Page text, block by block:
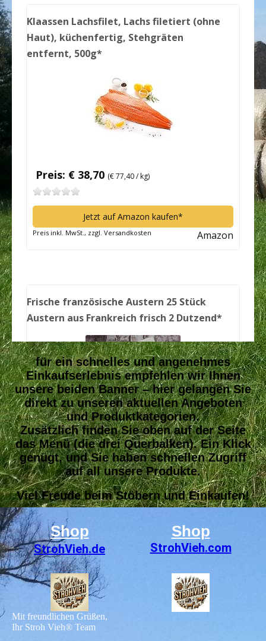
für ein schnelles und angenehmes
Einkaufserlebnis empfehlen wir Ihnen
unsere beiden Banner – hier gelangen Sie
direkt zu unseren aktuellen Angeboten
und Produktkategorien.
Zusätzlich finden Sie oben auf der Seite
das Menü (die drei Querbalken). Ein Klick
genügt, und Sie haben schnellen Zugriff
auf all unsere Produkte.
Viel Freude beim Stöbern und Einkaufen!
Shop
StrohVieh.de
Shop
StrohVieh.com
Mit freundlichen Grüßen,
Ihr Stroh Vieh® Team